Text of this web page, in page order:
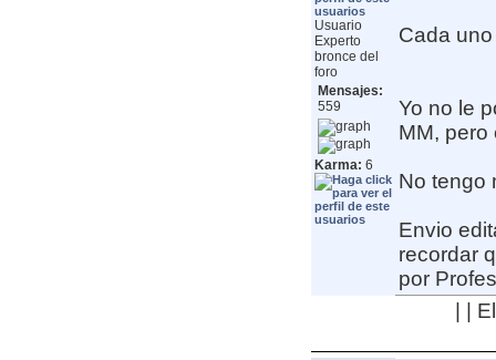
Usuario
Experto
bronce del
foro
Mensajes:
559
Karma: 6
Cada
Yo no le
MM, pero
No tengo
Envio
recordar
por
| |